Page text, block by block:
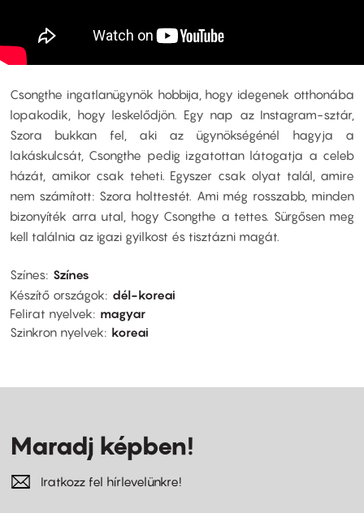
Csongthe ingatlanügynök hobbija, hogy idegenek otthonába
lopakodik, hogy leskelődjön. Egy nap az Instagram-sztár,
Szora bukkan fel, aki az ügynökségénél hagyja a
lakáskulcsát, Csongthe pedig izgatottan látogatja a celeb
házát, amikor csak teheti. Egyszer csak olyat talál, amire
nem számított: Szora holttestét. Ami még rosszabb, minden
bizonyíték arra utal, hogy Csongthe a tettes. Sürgősen meg
kell találnia az igazi gyilkost és tisztázni magát.
Színes Színes
Készítő országok
dél-koreai
Felirat nyelvek
magyar
Szinkron nyelvek
koreai
Maradj képben!
Iratkozz fel hírlevelünkre!